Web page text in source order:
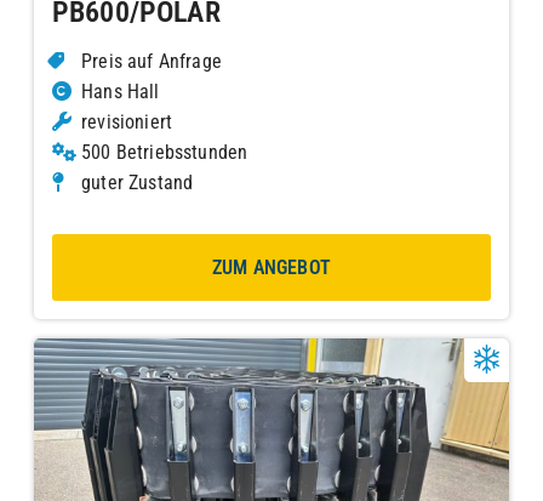
PB600/POLAR
Preis auf Anfrage
Hans Hall
revisioniert
500 Betriebsstunden
guter Zustand
ZUM ANGEBOT